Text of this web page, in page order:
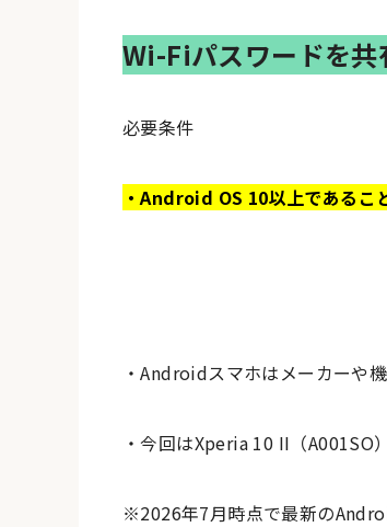
Wi-Fiパスワードを共
必要条件
・Android OS 10以上であるこ
・Androidスマホはメーカーや
・今回はXperia 10 II（A001SO
※2026年7月時点で最新の